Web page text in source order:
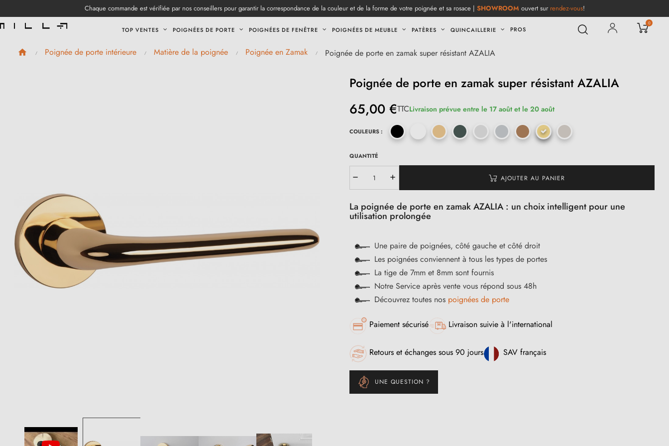
Chaque commande est vérifiée par nos conseillers pour garantir la correspondance de la couleur et de la forme de votre poignée et sa rosace | SHOWROOM ouvert sur rendez-vous!
TOP VENTES POIGNÉES DE PORTE POIGNÉES DE FENÊTRE POIGNÉES DE MEUBLE PATÈRES QUINCAILLERIE PROS
0
Poignée de porte intérieure Matière de la poignée Poignée en Zamak Poignée de porte en zamak super résistant AZALIA
Poignée de porte en zamak super résistant AZALIA
65,00 €TTCLivraison prévue entre le 17 août et le 20 août
COULEURS :
QUANTITÉ
AJOUTER AU PANIER
La poignée de porte en zamak AZALIA : un choix intelligent pour une
utilisation prolongée
Une paire de poignées, côté gauche et côté droit
Les poignées conviennent à tous les types de portes
La tige de 7mm et 8mm sont fournis
Notre Service après vente vous répond sous 48h
Découvrez toutes nos poignées de porte
Paiement sécurisé Livraison suivie à l'international
Retours et échanges sous 90 jours SAV français
UNE QUESTION ?